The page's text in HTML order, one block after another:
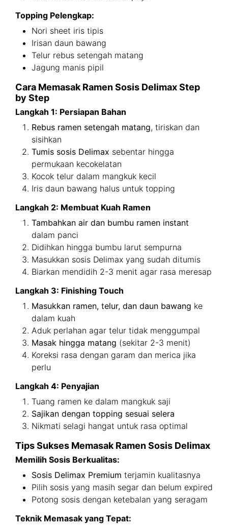
Topping Pelengkap:
Nori sheet iris tipis
Irisan daun bawang
Telur rebus setengah matang
Jagung manis pipil
Cara Memasak Ramen Sosis Delimax Step
by Step
Langkah 1: Persiapan Bahan
Rebus ramen setengah matang, tiriskan dan
sisihkan
Tumis sosis Delimax sebentar hingga
permukaan kecokelatan
Kocok telur dalam mangkuk kecil
Iris daun bawang halus untuk topping
Langkah 2: Membuat Kuah Ramen
Tambahkan air dan bumbu ramen instant
dalam panci
Didihkan hingga bumbu larut sempurna
Masukkan sosis Delimax yang sudah ditumis
Biarkan mendidih 2-3 menit agar rasa meresap
Langkah 3: Finishing Touch
Masukkan ramen, telur, dan daun bawang ke
dalam kuah
Aduk perlahan agar telur tidak menggumpal
Masak hingga matang (sekitar 2-3 menit)
Koreksi rasa dengan garam dan merica jika
perlu
Langkah 4: Penyajian
Tuang ramen ke dalam mangkuk saji
Sajikan dengan topping sesuai selera
Nikmati selagi hangat untuk rasa optimal
Tips Sukses Memasak Ramen Sosis Delimax
Memilih Sosis Berkualitas:
Sosis Delimax Premium terjamin kualitasnya
Pilih sosis yang masih segar dan belum expired
Potong sosis dengan ketebalan yang seragam
Teknik Memasak yang Tepat: